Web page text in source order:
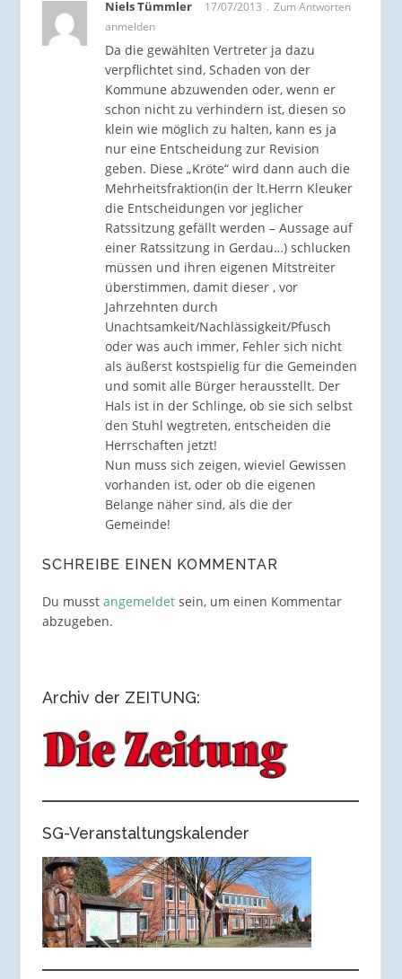
Niels Tümmler 17/07/2013
Zum Antworten
anmelden
Da die gewählten Vertreter ja dazu
verpflichtet sind, Schaden von der
Kommune abzuwenden oder, wenn er
schon nicht zu verhindern ist, diesen so
klein wie möglich zu halten, kann es ja
nur eine Entscheidung zur Revision
geben. Diese „Kröte“ wird dann auch die
Mehrheitsfraktion(in der lt.Herrn Kleuker
die Entscheidungen vor jeglicher
Ratssitzung gefällt werden – Aussage auf
einer Ratssitzung in Gerdau…) schlucken
müssen und ihren eigenen Mitstreiter
überstimmen, damit dieser , vor
Jahrzehnten durch
Unachtsamkeit/Nachlässigkeit/Pfusch
oder was auch immer, Fehler sich nicht
als äußerst kostspielig für die Gemeinden
und somit alle Bürger herausstellt. Der
Hals ist in der Schlinge, ob sie sich selbst
den Stuhl wegtreten, entscheiden die
Herrschaften jetzt!
Nun muss sich zeigen, wieviel Gewissen
vorhanden ist, oder ob die eigenen
Belange näher sind, als die der
Gemeinde!
SCHREIBE EINEN KOMMENTAR
Du musst angemeldetsein, um einen Kommentar
abzugeben.
Archiv der ZEITUNG:
SG-Veranstaltungskalender